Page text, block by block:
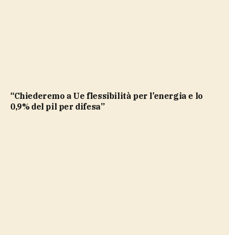
“Chiederemo a Ue flessibilità per l’energia e lo
0,9% del pil per difesa”